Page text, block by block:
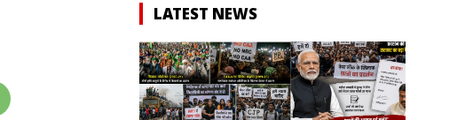
LATEST NEWS